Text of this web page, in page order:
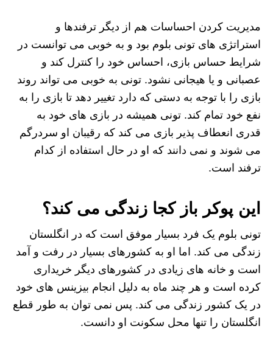
مدیریت کردن احساسات هم از دیگر ترفندها و
استراتژی‌ های تونی بلوم بود و به خوبی می توانست در
شرایط حساس بازی، احساس خود را کنترل کند و
عصبانی و یا هیجانی نشود. تونی به خوبی می تواند روند
بازی را با توجه به دستی که دارد تغییر دهد تا بازی را به
نفع خود تمام کند. تونی همیشه در بازی های خود به
قدری انعطاف پذیر بازی می کند که رقیبان او سردرگم
می شوند و نمی دانند که او در حال استفاده از کدام
ترفند است.
این پوکر باز کجا زندگی می کند؟
تونی بلوم یک فرد بسیار موفق است که در انگلستان
زندگی می کند. اما او به کشورهای بسیار در رفت و آمد
است و خانه های زیادی در کشورهای دیگر خریداری
کرده است و هر چند ماه به دلیل انجام بیزینس های خود
در یک کشور زندگی می کند. پس نمی توان به طور قطع
انگلستان را تنها محل سکونت او دانست.